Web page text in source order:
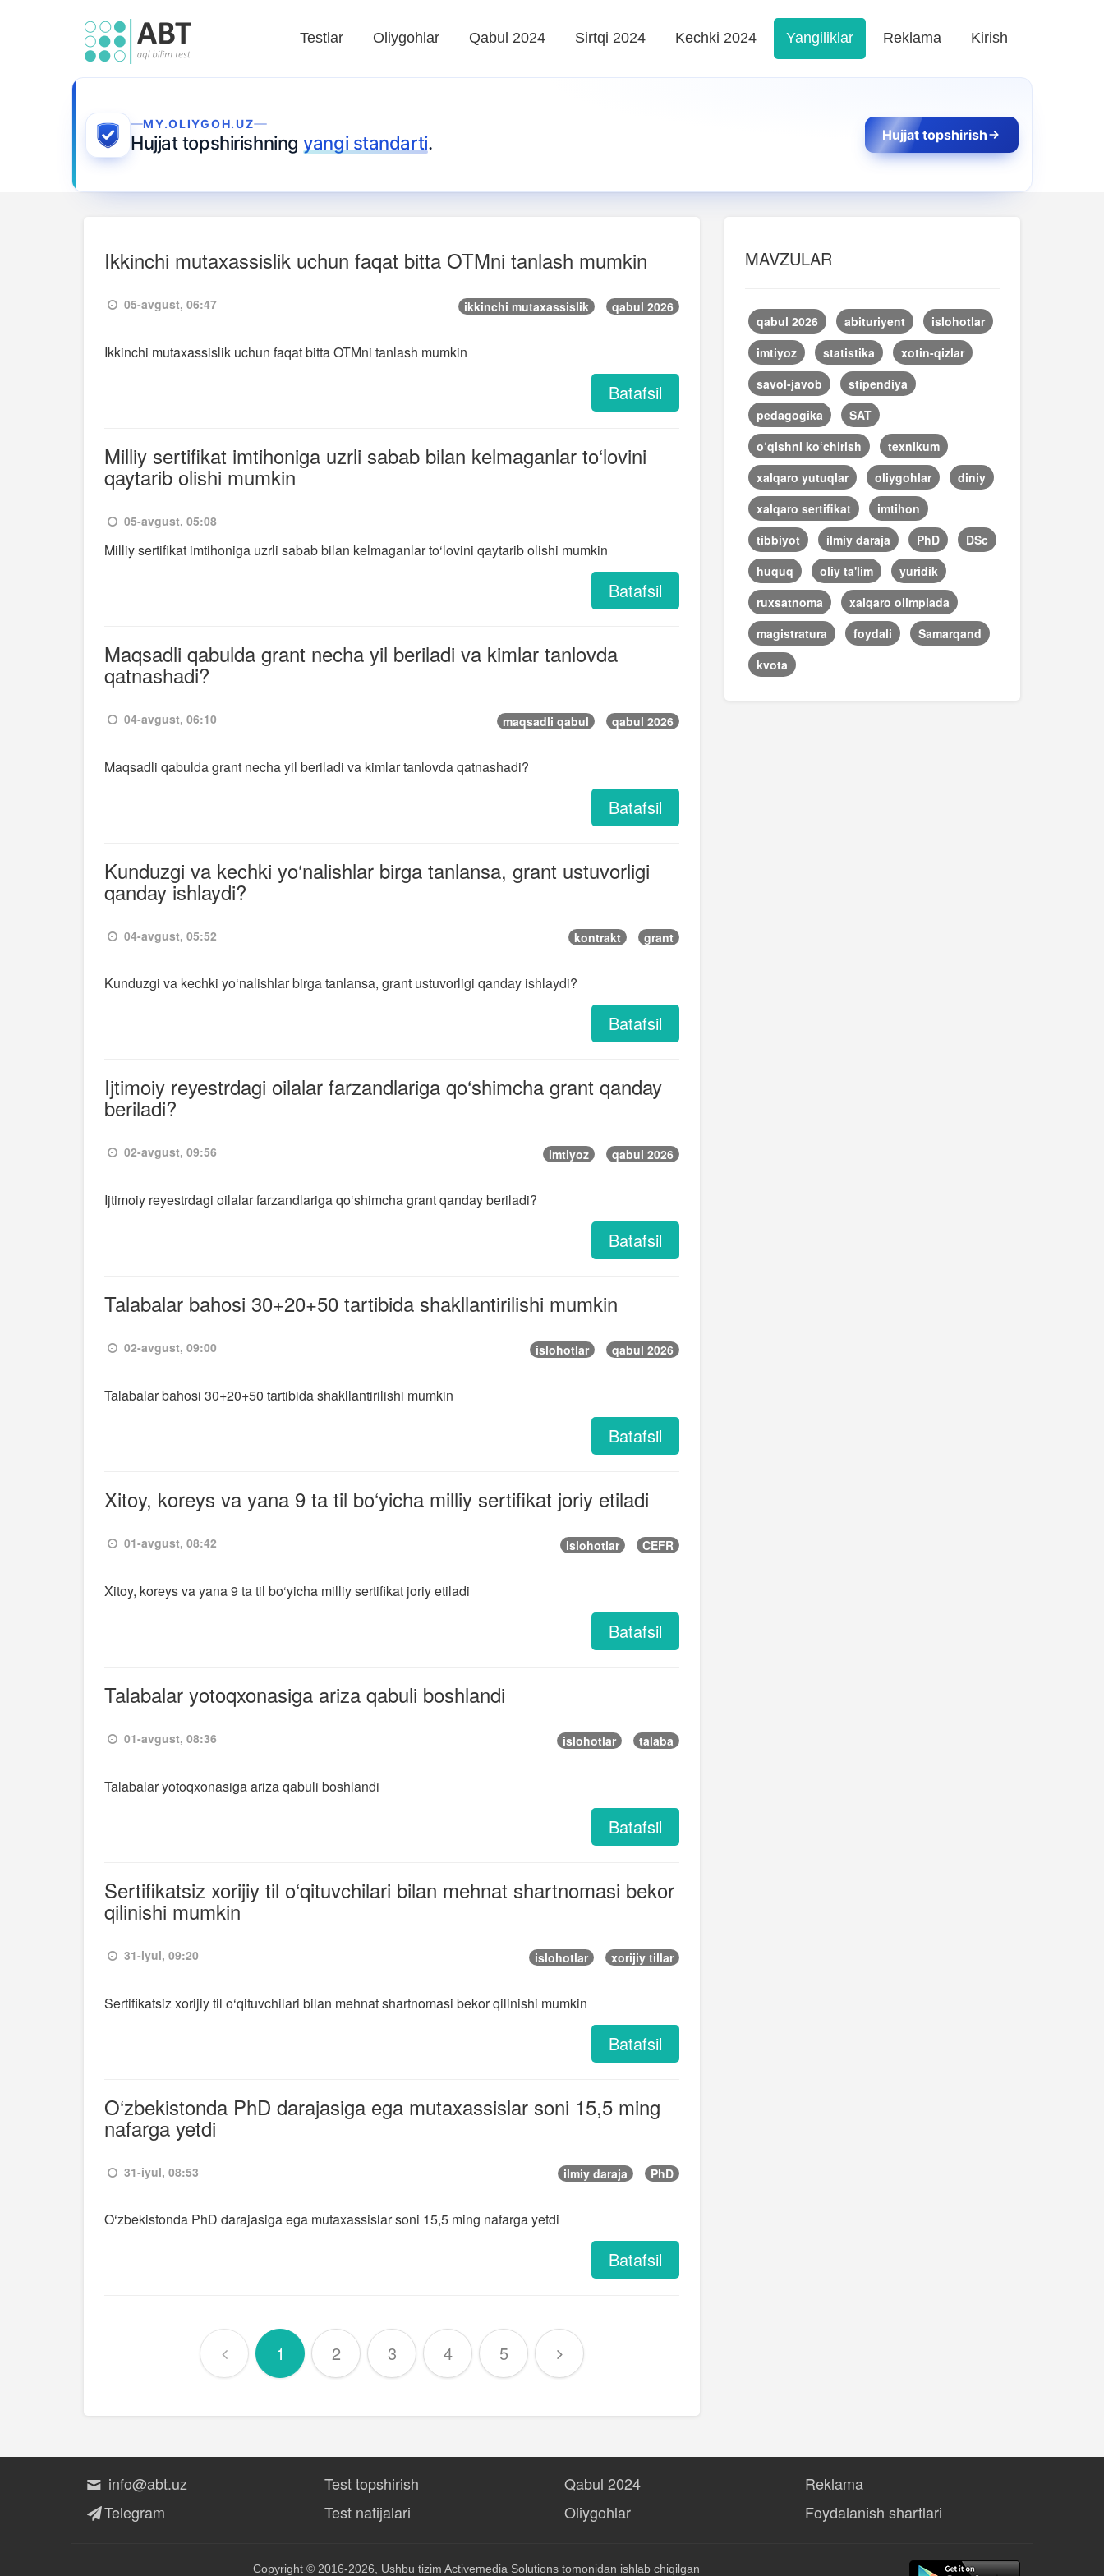
Testlar Oliygohlar Qabul 2024 Sirtqi 2024 Kechki 2024 Yangiliklar Reklama Kirish
MY.OLIYGOH.UZ
Hujjat topshirishningyangi standarti. Hujjat topshirish
Ikkinchi mutaxassislik uchun faqat bitta OTMni tanlash mumkin
05-avgust, 06:47 ikkinchi mutaxassislik qabul 2026
Ikkinchi mutaxassislik uchun faqat bitta OTMni tanlash mumkin
Batafsil
Milliy sertifikat imtihoniga uzrli sabab bilan kelmaganlar to‘lovini
qaytarib olishi mumkin
05-avgust, 05:08
Milliy sertifikat imtihoniga uzrli sabab bilan kelmaganlar to‘lovini qaytarib olishi mumkin
Batafsil
Maqsadli qabulda grant necha yil beriladi va kimlar tanlovda
qatnashadi?
04-avgust, 06:10 maqsadli qabul qabul 2026
Maqsadli qabulda grant necha yil beriladi va kimlar tanlovda qatnashadi?
Batafsil
Kunduzgi va kechki yo‘nalishlar birga tanlansa, grant ustuvorligi
qanday ishlaydi?
04-avgust, 05:52 kontrakt grant
Kunduzgi va kechki yo‘nalishlar birga tanlansa, grant ustuvorligi qanday ishlaydi?
Batafsil
Ijtimoiy reyestrdagi oilalar farzandlariga qo‘shimcha grant qanday
beriladi?
02-avgust, 09:56 imtiyoz qabul 2026
Ijtimoiy reyestrdagi oilalar farzandlariga qo‘shimcha grant qanday beriladi?
Batafsil
Talabalar bahosi 30+20+50 tartibida shakllantirilishi mumkin
02-avgust, 09:00 islohotlar qabul 2026
Talabalar bahosi 30+20+50 tartibida shakllantirilishi mumkin
Batafsil
Xitoy, koreys va yana 9 ta til bo‘yicha milliy sertifikat joriy etiladi
01-avgust, 08:42 islohotlar CEFR
Xitoy, koreys va yana 9 ta til bo‘yicha milliy sertifikat joriy etiladi
Batafsil
Talabalar yotoqxonasiga ariza qabuli boshlandi
01-avgust, 08:36 islohotlar talaba
Talabalar yotoqxonasiga ariza qabuli boshlandi
Batafsil
Sertifikatsiz xorijiy til o‘qituvchilari bilan mehnat shartnomasi bekor
qilinishi mumkin
31-iyul, 09:20 islohotlar xorijiy tillar
Sertifikatsiz xorijiy til o‘qituvchilari bilan mehnat shartnomasi bekor qilinishi mumkin
Batafsil
O‘zbekistonda PhD darajasiga ega mutaxassislar soni 15,5 ming
nafarga yetdi
31-iyul, 08:53 ilmiy daraja PhD
O‘zbekistonda PhD darajasiga ega mutaxassislar soni 15,5 ming nafarga yetdi
Batafsil
1 2 3 4 5
MAVZULAR
qabul 2026 abituriyent
islohotlar
imtiyoz
statistika
xotin-qizlar
savol-javob
stipendiya
pedagogika
SAT
o‘qishni ko‘chirish
texnikum
xalqaro yutuqlar
oliygohlar
diniy
xalqaro sertifikat
imtihon
tibbiyot
ilmiy daraja PhD
DSc
huquq
oliy ta'lim
yuridik
ruxsatnoma
xalqaro olimpiada
magistratura
foydali
Samarqand
kvota
info@abt.uz
Telegram
Test topshirish
Test natijalari
Qabul 2024
Oliygohlar
Reklama
Foydalanish shartlari
Copyright © 2016-2026, Ushbu tizim Activemedia Solutions tomonidan ishlab chiqilgan